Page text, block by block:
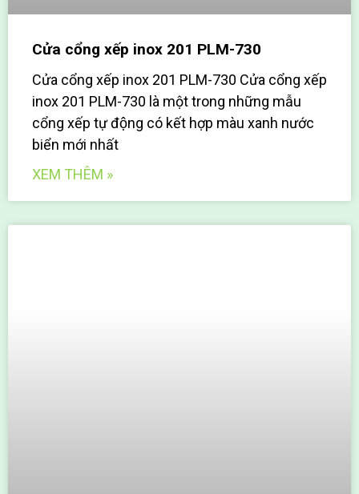
Cửa cổng xếp inox 201 PLM-730
Cửa cổng xếp inox 201 PLM-730 Cửa cổng xếp
inox 201 PLM-730 là một trong những mẫu
cổng xếp tự động có kết hợp màu xanh nước
biển mới nhất
XEM THÊM »